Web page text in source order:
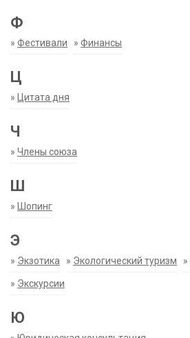
Ф
» Фестивали » Финансы
Ц
» Цитата дня
Ч
» Члены союза
Ш
» Шопинг
Э
» Экзотика » Экологический туризм »
» Экскурсии
Ю